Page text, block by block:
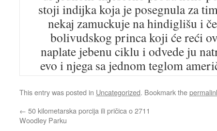
stoji indijka koja je posegnula za
nekaj zamuckuje na hindiglišu i
bolivudskog princa koji će reći
naplate jebenu ciklu i odvede ju
evo i njega sa jednom teglom
This entry was posted in Uncategorized. Bookmark the
← 50 kilometarska porcija ili pričica o 2711
Woodley Parku